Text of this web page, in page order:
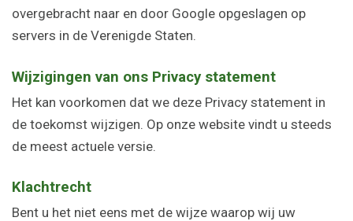
overgebracht naar en door Google opgeslagen op
servers in de Verenigde Staten.
Wijzigingen van ons Privacy statement
Het kan voorkomen dat we deze Privacy statement in
de toekomst wijzigen. Op onze website vindt u steeds
de meest actuele versie.
Klachtrecht
Bent u het niet eens met de wijze waarop wij uw